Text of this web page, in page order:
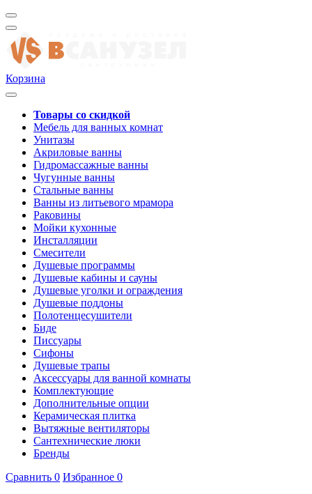
Корзина
Товары со скидкой
Мебель для ванных комнат
Унитазы
Акриловые ванны
Гидромассажные ванны
Чугунные ванны
Стальные ванны
Ванны из литьевого мрамора
Раковины
Мойки кухонные
Инсталляции
Смесители
Душевые программы
Душевые кабины и сауны
Душевые уголки и ограждения
Душевые поддоны
Полотенцесушители
Биде
Писсуары
Сифоны
Душевые трапы
Аксессуары для ванной комнаты
Комплектующие
Дополнительные опции
Керамическая плитка
Вытяжные вентиляторы
Сантехнические люки
Бренды
Сравнить 0 Избранное 0